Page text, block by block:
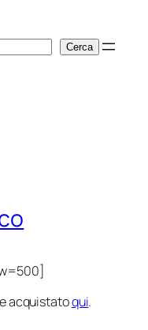
Cerca
acquistatoqui.